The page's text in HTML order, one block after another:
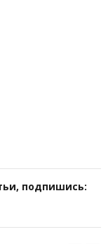
подпишись: